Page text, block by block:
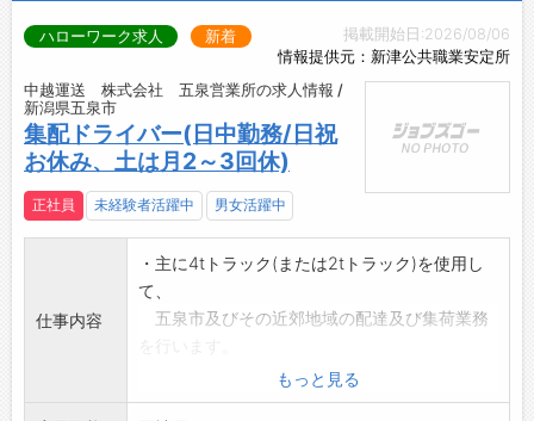
掲載開始日:2026/08/06
情報提供元：新津公共職業安定所
ハローワーク求人 新着
中越運送 株式会社 五泉営業所の求人情報 /
新潟県五泉市
集配ドライバー(日中勤務/日祝
お休み、土は月2～3回休)
正社員 未経験者活躍中 男女活躍中
仕事内容
・主に4tトラック(または2tトラック)を使用し
て、
五泉市及びその近郊地域の配達及び集荷業務
・配達先や集荷先は、ほぼ決まった企業です。
商店、店舗、
もっと見る